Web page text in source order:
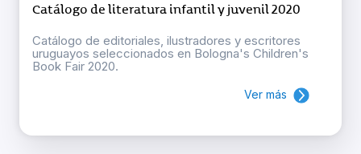
Catálogo de literatura infantil y juvenil 2020
Catálogo de editoriales, ilustradores y escritores
uruguayos seleccionados en Bologna's Children's
Book Fair 2020.
Ver más